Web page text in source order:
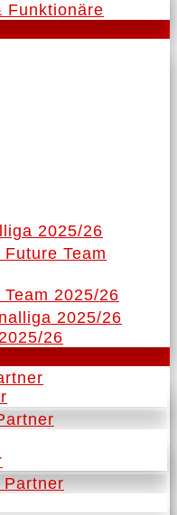
Funktionäre
2025/26
Team
2025/26
2025/26
26
Partner